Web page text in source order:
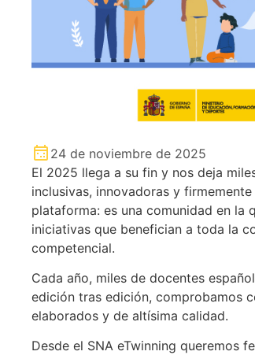
24 de noviembre de 2025
El 2025 llega a su fin y nos deja
inclusivas, innovadoras y
plataforma: es una comunidad en la
iniciativas que benefician a toda la
competencial.
Cada año, miles de docentes
edición tras edición, comprobamos
elaborados y de altísima calidad.
Desde el SNA eTwinning queremos